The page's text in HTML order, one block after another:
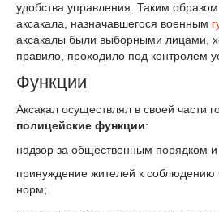
удобства управления. Таким
аксакала, назначавшегося военным
аксакалы были выборными лицами,
правило, проходило под контролем
Функции
Аксакал осуществлял в своей части
полицейские функции:
надзор за общественным порядком и
принуждение жителей к соблюдению
норм;